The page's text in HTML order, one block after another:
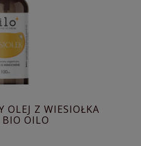
OLEJ Z WIESIOŁKA
OILO